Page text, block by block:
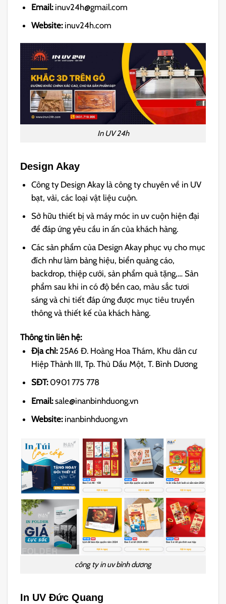
Email:inuv24h@gmail.com
Website: inuv24h.com
In UV 24h
Design Akay
Công ty Design Akay là công ty chuyên về in UV
bạt, vải, các loại vật liệu cuộn.
Sở hữu thiết bị và máy móc in uv cuộn hiện đại
để đáp ứng yêu cầu in ấn của khách hàng.
Các sản phẩm của Design Akay phục vụ cho mục
đích như làm bảng hiệu, biển quảng cáo,
backdrop, thiệp cưới, sản phẩm quà tặng,… Sản
phẩm sau khi in có độ bền cao, màu sắc tươi
sáng và chi tiết đáp ứng được mục tiêu truyền
thông và thiết kế của khách hàng.
Thông tin liên hệ:
Địa chỉ:25A6 Đ. Hoàng Hoa Thám, Khu dân cư
Hiệp Thành III, Tp. Thủ Dầu Một, T. Bình Dương
SĐT:0901 775 778
Email:sale@inanbinhduong.vn
Website: inanbinhduong.vn
công ty in uv bình dương
In UV Đức Quang